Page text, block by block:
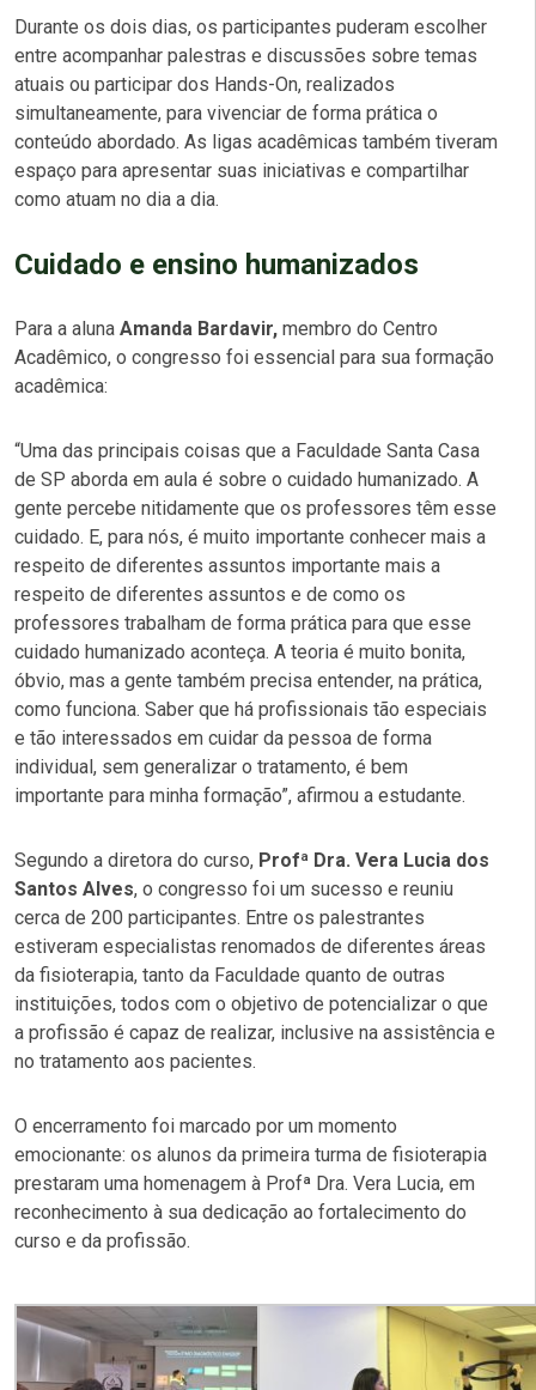
Durante os dois dias, os participantes puderam escolher
entre acompanhar palestras e discussões sobre temas
atuais ou participar dos Hands-On, realizados
simultaneamente, para vivenciar de forma prática o
conteúdo abordado. As ligas acadêmicas também tiveram
espaço para apresentar suas iniciativas e compartilhar
como atuam no dia a dia.
Cuidado e ensino humanizados
Para a aluna Amanda Bardavir, membro do Centro
Acadêmico, o congresso foi essencial para sua formação
acadêmica:
“Uma das principais coisas que a Faculdade Santa Casa
de SP aborda em aula é sobre o cuidado humanizado. A
gente percebe nitidamente que os professores têm esse
cuidado. E, para nós, é muito importante conhecer mais a
respeito de diferentes assuntos importante mais a
respeito de diferentes assuntos e de como os
professores trabalham de forma prática para que esse
cuidado humanizado aconteça. A teoria é muito bonita,
óbvio, mas a gente também precisa entender, na prática,
como funciona. Saber que há profissionais tão especiais
e tão interessados em cuidar da pessoa de forma
individual, sem generalizar o tratamento, é bem
importante para minha formação”, afirmou a estudante.
Segundo a diretora do curso, Profª Dra. Vera Lucia dos
Santos Alves, o congresso foi um sucesso e reuniu
cerca de 200 participantes. Entre os palestrantes
estiveram especialistas renomados de diferentes áreas
da fisioterapia, tanto da Faculdade quanto de outras
instituições, todos com o objetivo de potencializar o que
a profissão é capaz de realizar, inclusive na assistência e
no tratamento aos pacientes.
O encerramento foi marcado por um momento
emocionante: os alunos da primeira turma de fisioterapia
prestaram uma homenagem à Profª Dra. Vera Lucia, em
reconhecimento à sua dedicação ao fortalecimento do
curso e da profissão.